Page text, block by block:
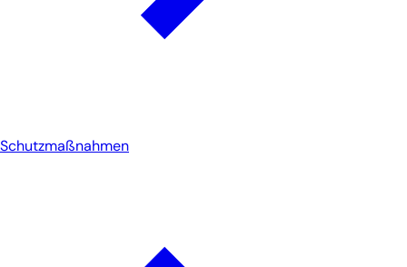
Schutzmaßnahmen